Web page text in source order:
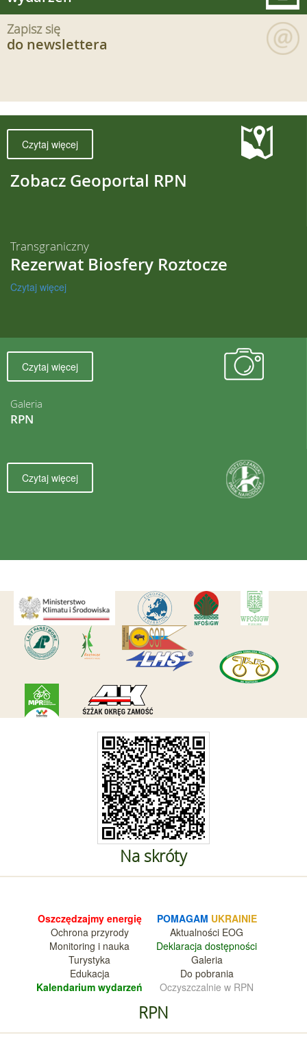
Zapisz się
do newslettera
Zobacz Geoportal RPN
Czytaj więcej
Transgraniczny
Rezerwat Biosfery Roztocze
Czytaj więcej
Galeria
RPN
Czytaj więcej
Czytaj więcej
Na skróty
Oszczędzajmy energię
Ochrona przyrody
Monitoring i nauka
Turystyka
Edukacja
Kalendarium wydarzeń
POMAGAM UKRAINIE
Aktualności EOG
Deklaracja dostępności
Galeria
Do pobrania
Oczyszczalnie w RPN
RPN